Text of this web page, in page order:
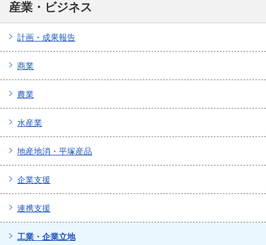
産業・ビジネス
計画・成果報告
商業
農業
水産業
地産地消・平塚産品
企業支援
連携支援
工業・企業立地